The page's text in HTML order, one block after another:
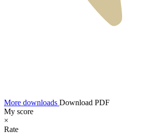
More downloads Download PDF
My score
×
Rate